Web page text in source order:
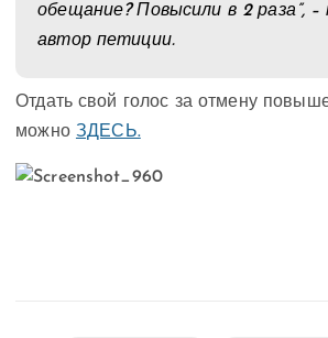
обещание? Повысили в 2 раза”,
автор петиции.
Отдать свой голос за отмену
можно ЗДЕСЬ.